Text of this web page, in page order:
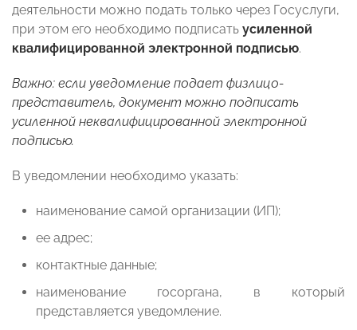
деятельности можно подать только через Госуслуги,
при этом его необходимо подписать усиленной
квалифицированной электронной подписью.
Важно: если уведомление подает физлицо-
представитель, документ можно подписать
усиленной неквалифицированной электронной
подписью.
В уведомлении необходимо указать:
наименование самой организации (ИП);
ее адрес;
контактные данные;
наименование госоргана, в который
представляется уведомление.